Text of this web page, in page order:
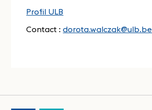
Profil ULB
Contact :dorota.walczak@ulb.be